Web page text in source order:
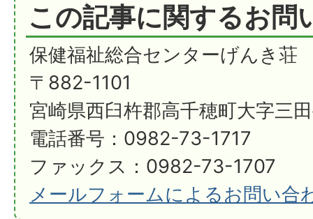
この記事に関するお問
保健福祉総合センターげんき荘
〒882-1101
宮崎県西臼杵郡高千穂町大字三
電話番号：0982-73-1717
ファックス：0982-73-1707
メールフォームによるお問い合